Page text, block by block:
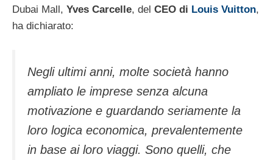
Dubai Mall, Yves Carcelle, del CEO di Louis Vuitton,
ha dichiarato:
Negli ultimi anni, molte società hanno
ampliato le imprese senza alcuna
motivazione e guardando seriamente la
loro logica economica, prevalentemente
in base ai loro viaggi. Sono quelli, che